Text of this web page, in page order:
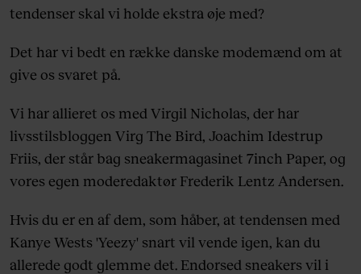
tendenser skal vi holde ekstra øje med?
Det har vi bedt en række danske modemænd om at
give os svaret på.
Vi har allieret os med Virgil Nicholas, der har
livsstilsbloggen Virg The Bird, Joachim Idestrup
Friis, der står bag sneakermagasinet 7inch Paper, og
vores egen moderedaktør Frederik Lentz Andersen.
Hvis du er en af dem, som håber, at tendensen med
Kanye Wests 'Yeezy' snart vil vende igen, kan du
allerede godt glemme det. Endorsed sneakers vil i